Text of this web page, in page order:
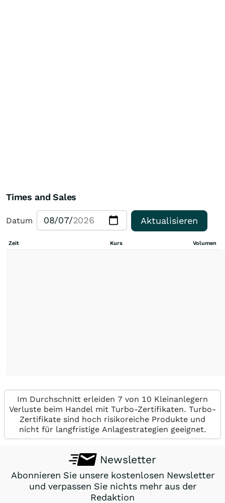
Times and Sales
Datum Aktualisieren
Zeit Kurs Volumen
Im Durchschnitt erleiden 7 von 10 Kleinanlegern
Verluste beim Handel mit Turbo-Zertifikaten. Turbo-
Zertifikate sind hoch risikoreiche Produkte und
nicht für langfristige Anlagestrategien geeignet.
Newsletter
Abonnieren Sie unsere kostenlosen Newsletter
und verpassen Sie nichts mehr aus der
Redaktion